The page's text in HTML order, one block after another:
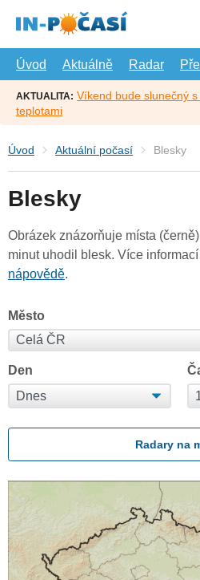
hlavní
Úvod
Aktuálně Radar
AKTUALITA: Víkend bude slunečný
teplotami
Úvod Aktuální počasí Blesky
Blesky
Obrázek znázorňuje místa
minut uhodil blesk. Více
nápovědě.
Město
Den
Radary na